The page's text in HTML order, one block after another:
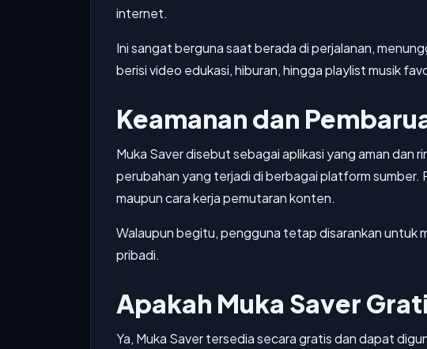
internet.
Ini sangat berguna saat berada di perjalanan,
berisi video edukasi, hiburan, hingga playlist musik
Keamanan dan
Muka Saver disebut sebagai aplikasi yang aman dan
perubahan yang terjadi di berbagai platform sumber.
maupun cara kerja pemutaran konten.
Walaupun begitu, pengguna tetap disarankan untuk
pribadi.
Apakah Muka Saver
Ya, Muka Saver tersedia secara gratis dan dapat